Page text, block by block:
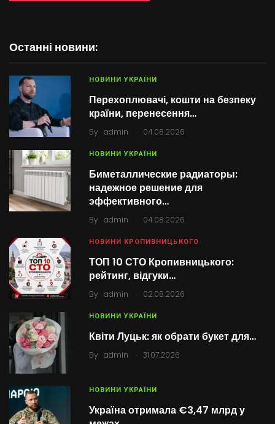
Останні новини:
НОВИНИ УКРАЇНИ
Перехоплювачі, кошти на безпеку
країни, перенесення…
By admin . 04.08.2026
НОВИНИ УКРАЇНИ
Биметаллические радиаторы:
надежное решение для
эффективного…
By admin . 04.08.2026
НОВИНИ КРОПИВНИЦЬКОГО
ТОП 10 СТО Кропивницького:
рейтинг, відгуки…
By admin . 02.08.2026
НОВИНИ УКРАЇНИ
Квіти Луцьк: як обрати букет для…
By admin . 31.07.2026
НОВИНИ УКРАЇНИ
Україна отримала €3,47 млрд у